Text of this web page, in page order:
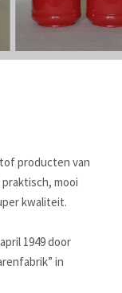
producten van
mooi
kwaliteit.
1949 door
in